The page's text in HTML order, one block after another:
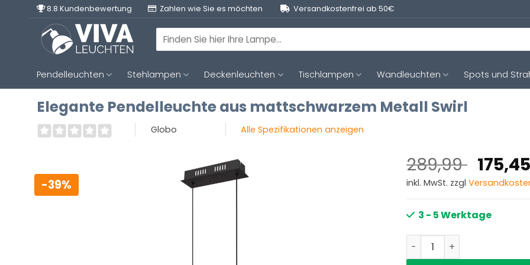
8.8 Kundenbewertung Zahlen wie Sie es möchten Versandkostenfrei ab 50€
Suchen
nach:
Pendelleuchten Stehlampen Deckenleuchten Tischlampen Wandleuchten Spots und
Elegante Pendelleuchte aus mattschwarzem Metall Swirl
Globo Alle Spezifikationen anzeigen
-39%
289,99
Preis
175,45
inkl. MwSt. zzgl
3 - 5 Werktage
Elegante Pendelleuchte